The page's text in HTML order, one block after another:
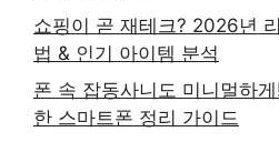
쇼핑이 곧 재테크? 2026년
법 & 인기 아이템 분석
폰 속 잡동사니도 미니멀하
한 스마트폰 정리 가이드